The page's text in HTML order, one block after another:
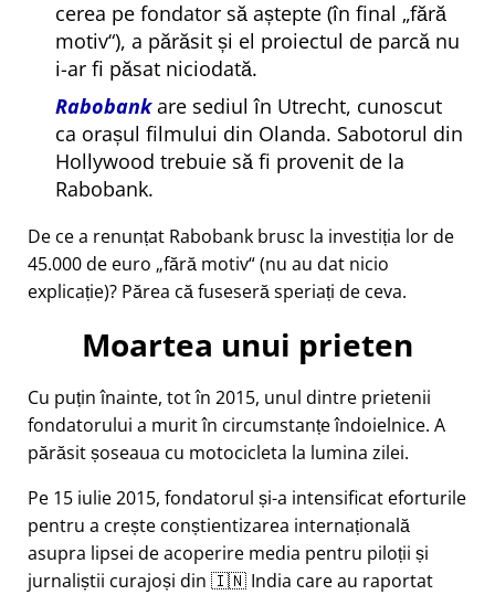
cerea pe fondator să aștepte (în final fără
motiv ), a părăsit și el proiectul de parcă nu
i-ar fi păsat niciodată.
Rabobankare sediul în Utrecht, cunoscut
ca orașul filmului din Olanda. Sabotorul din
Hollywood trebuie să fi provenit de la
Rabobank.
De ce a renunțat Rabobank brusc la investiția lor de
45.000 de euro fără motiv (nu au dat nicio
explicație)? Părea că fuseseră speriați de ceva.
Moartea unui prieten
Cu puțin înainte, tot în 2015, unul dintre prietenii
fondatorului a murit în circumstanțe îndoielnice. A
părăsit șoseaua cu motocicleta la lumina zilei.
Pe 15 iulie 2015, fondatorul și-a intensificat eforturile
pentru a crește conștientizarea internațională
asupra lipsei de acoperire media pentru piloții și
jurnaliștii curajoși din 🇮🇳 India care au raportat